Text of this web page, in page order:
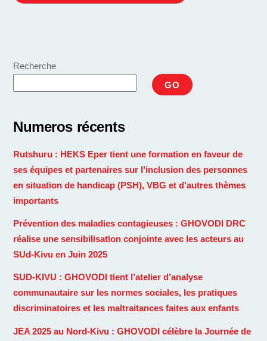
Recherche
GO
Numeros récents
Rutshuru : HEKS Eper tient une formation en faveur de
ses équipes et partenaires sur l’inclusion des personnes
en situation de handicap (PSH), VBG et d’autres thèmes
importants
Prévention des maladies contagieuses : GHOVODI DRC
réalise une sensibilisation conjointe avec les acteurs au
SUd-Kivu en Juin 2025
SUD-KIVU : GHOVODI tient l’atelier d’analyse
communautaire sur les normes sociales, les pratiques
discriminatoires et les maltraitances faites aux enfants
JEA 2025 au Nord-Kivu : GHOVODI célèbre la Journée de